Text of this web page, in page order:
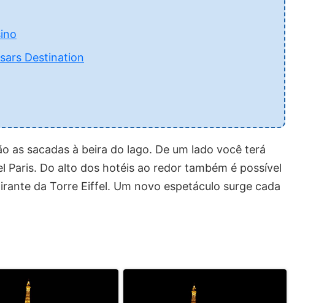
Destination
as sacadas à beira do lago. De um lado você terá
Do alto dos hotéis ao redor também é possível
da Torre Eiffel. Um novo espetáculo surge cada